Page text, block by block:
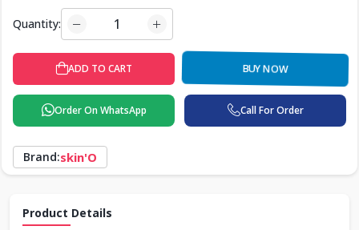
Quantity:
ADD TO CART BUY NOW
Order On WhatsApp Call For Order
Brand:skin'O
Product Details